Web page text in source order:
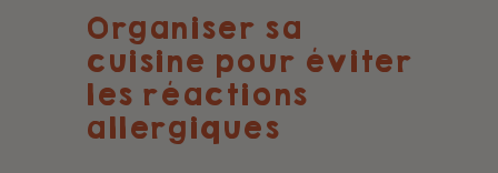
Organiser sa
cuisine pour éviter
les réactions
allergiques